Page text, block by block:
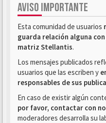
AVISO IMPORTANTE
Esta comunidad de usuarios
guarda relación alguna
matriz Stellantis.
Los mensajes publicados
usuarios que las escriben y
responsables de sus
En caso de existir algún
por favor, contactar con
moderadores desarrolla su